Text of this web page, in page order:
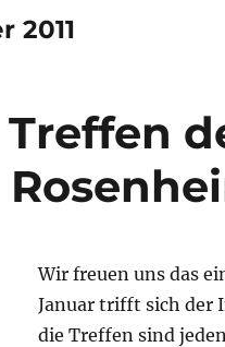
2011
Treffen
Wir freuen uns das
Januar trifft sich der
die Treffen sind